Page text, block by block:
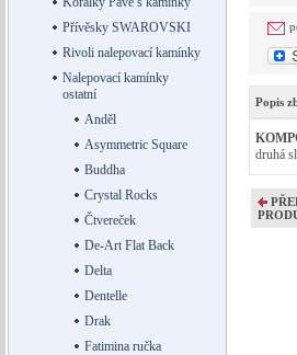
Přívěsky SWAROVSKI
Rivoli nalepovací kamínky
Nalepovací kamínky
ostatní
Anděl
Asymmetric Square
Buddha
Crystal Rocks
Čtvereček
De-Art Flat Back
Delta
Dentelle
Drak
Fatimina ručka
Popis
druhá